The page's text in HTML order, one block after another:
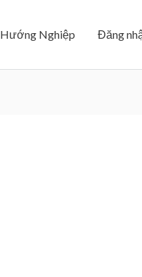
Hướng Nghiệp Đăng